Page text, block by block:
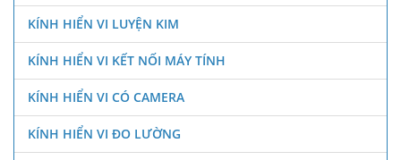
KÍNH HIỂN VI LUYỆN KIM
KÍNH HIỂN VI KẾT NỐI MÁY TÍNH
KÍNH HIỂN VI CÓ CAMERA
KÍNH HIỂN VI ĐO LƯỜNG